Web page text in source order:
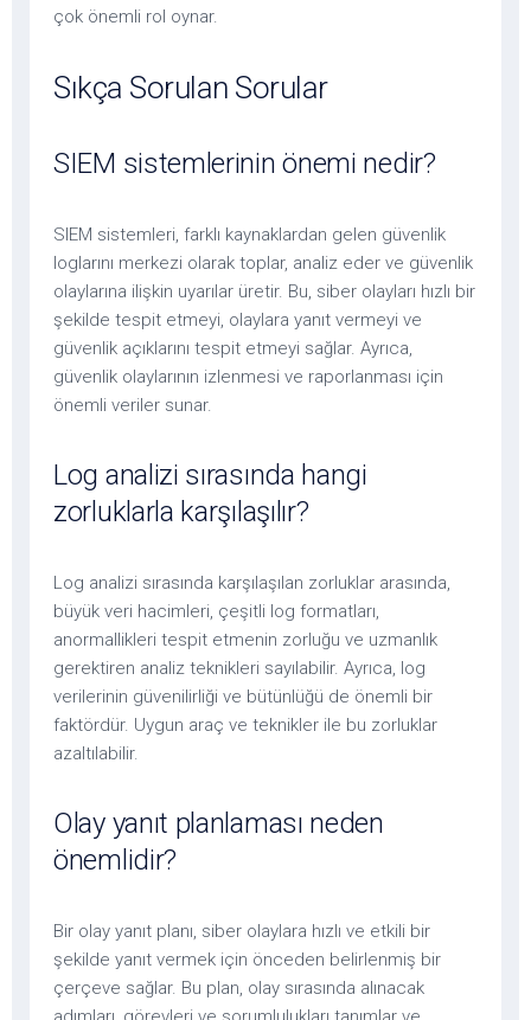
çok önemli rol oynar.
Sıkça Sorulan Sorular
SIEM sistemlerinin önemi nedir?
SIEM sistemleri, farklı kaynaklardan gelen güvenlik
loglarını merkezi olarak toplar, analiz eder ve güvenlik
olaylarına ilişkin uyarılar üretir. Bu, siber olayları hızlı bir
şekilde tespit etmeyi, olaylara yanıt vermeyi ve
güvenlik açıklarını tespit etmeyi sağlar. Ayrıca,
güvenlik olaylarının izlenmesi ve raporlanması için
önemli veriler sunar.
Log analizi sırasında hangi
zorluklarla karşılaşılır?
Log analizi sırasında karşılaşılan zorluklar arasında,
büyük veri hacimleri, çeşitli log formatları,
anormallikleri tespit etmenin zorluğu ve uzmanlık
gerektiren analiz teknikleri sayılabilir. Ayrıca, log
verilerinin güvenilirliği ve bütünlüğü de önemli bir
faktördür. Uygun araç ve teknikler ile bu zorluklar
azaltılabilir.
Olay yanıt planlaması neden
önemlidir?
Bir olay yanıt planı, siber olaylara hızlı ve etkili bir
şekilde yanıt vermek için önceden belirlenmiş bir
çerçeve sağlar. Bu plan, olay sırasında alınacak